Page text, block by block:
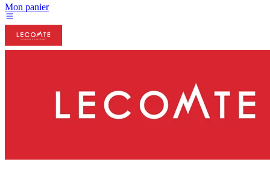
Mon panier